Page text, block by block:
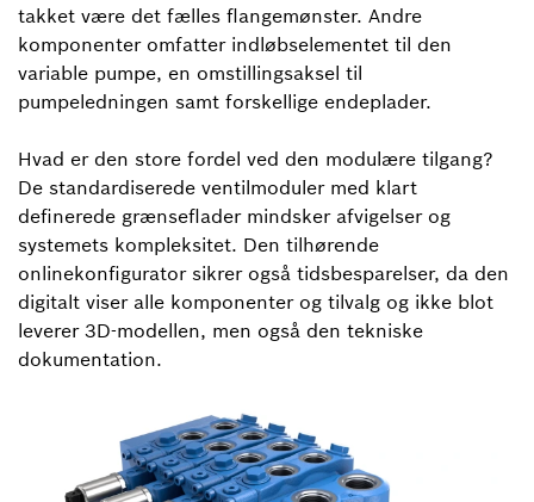
takket være det fælles flangemønster. Andre
komponenter omfatter indløbselementet til den
variable pumpe, en omstillingsaksel til
pumpeledningen samt forskellige endeplader.
Hvad er den store fordel ved den modulære tilgang?
De standardiserede ventilmoduler med klart
definerede grænseflader mindsker afvigelser og
systemets kompleksitet. Den tilhørende
onlinekonfigurator sikrer også tidsbesparelser, da den
digitalt viser alle komponenter og tilvalg og ikke blot
leverer 3D-modellen, men også den tekniske
dokumentation.